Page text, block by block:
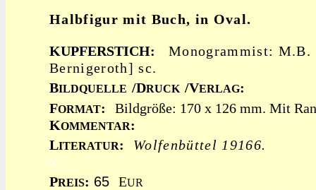
Halbfigur mit Buch, in Oval.
KUPFERSTICH:
Monogrammist:
Bernigeroth] sc.
BILDQUELLE /DRUCK /VERLAG:
FORMAT:
Bildgröße: 170 x 126 mm. Mit
KOMMENTAR:
LITERATUR:
Wolfenbüttel 19166.
x
PREIS: 65 EUR